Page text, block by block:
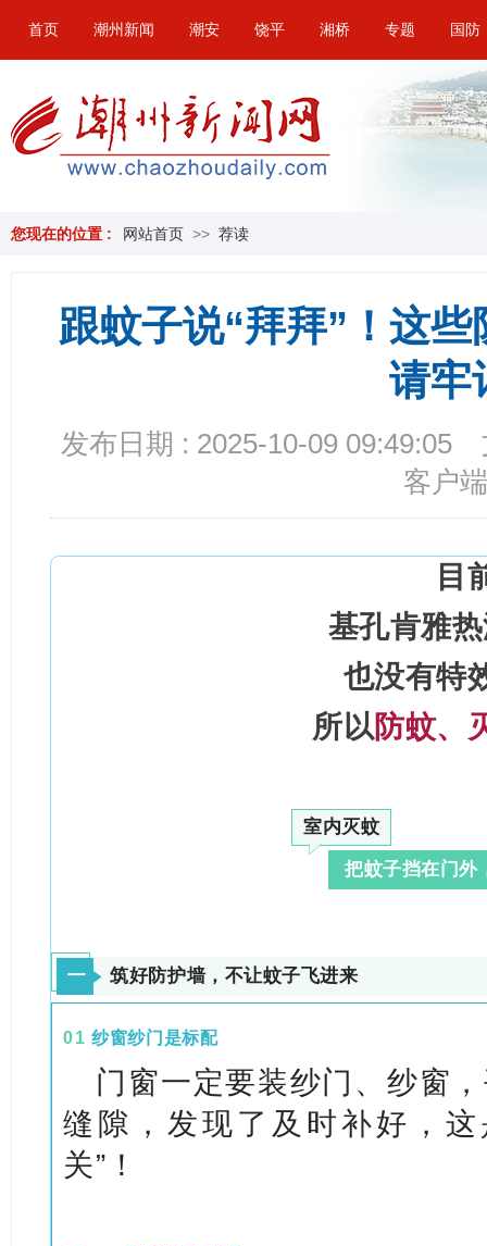
首页 潮州新闻 潮安 饶平 湘桥 专题 国防
您现在的位置 : 网站首页 >> 荐读
跟蚊子说“拜拜”！这
请牢
发布日期 : 2025-10-09 09:49:05
客户端
目
基孔肯雅
也没有特
所以防蚊、
室内灭蚊
把蚊子挡在门外
一 筑好防护墙，不让蚊子飞进来
01 纱窗纱门是标配
门窗一定要装纱门、纱窗
缝隙，发现了及时补好，
关”！